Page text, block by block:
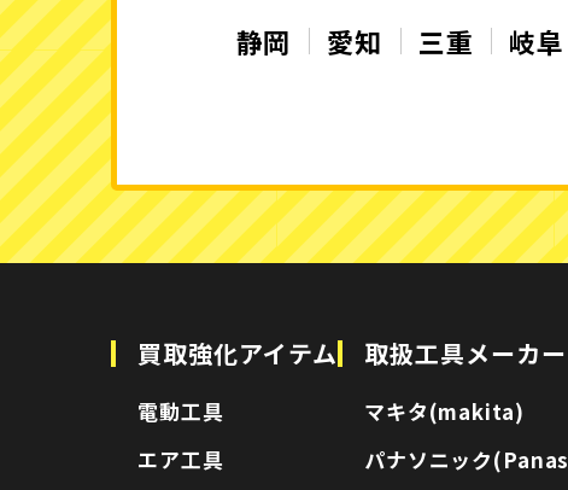
静岡 愛知 三重 岐阜
買取強化アイテム
電動工具
エア工具
取扱工具メーカー
マキタ(makita)
パナソニック